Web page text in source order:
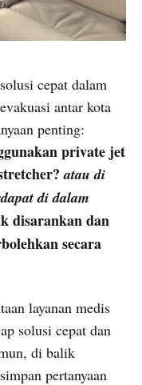
cepat dalam
antar kota
penting:
private jet
atau di
di dalam
disarankan dan
secara
layanan medis
solusi cepat dan
di balik
pertanyaan